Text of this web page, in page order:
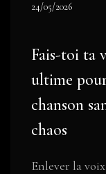
24/05/2026
Fais-toi ta
ultime
chanson
chaos
Enlever la